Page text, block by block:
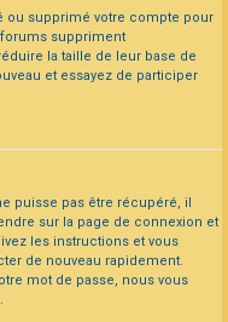
ou supprimé votre compte pour
suppriment
la taille de leur base de
et essayez de participer
puisse pas être récupéré, il
sur la page de connexion et
les instructions et vous
de nouveau rapidement.
mot de passe, nous vous